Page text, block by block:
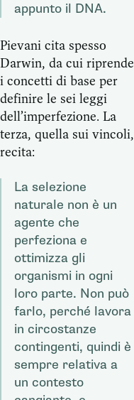
appunto il DNA.
Pievani cita spesso
Darwin, da cui riprende
i concetti di base per
definire le sei leggi
dell’imperfezione. La
terza, quella sui vincoli,
recita:
La selezione
naturale non è un
agente che
perfeziona e
ottimizza gli
organismi in ogni
loro parte. Non può
farlo, perché lavora
in circostanze
contingenti, quindi è
sempre relativa a
un contesto